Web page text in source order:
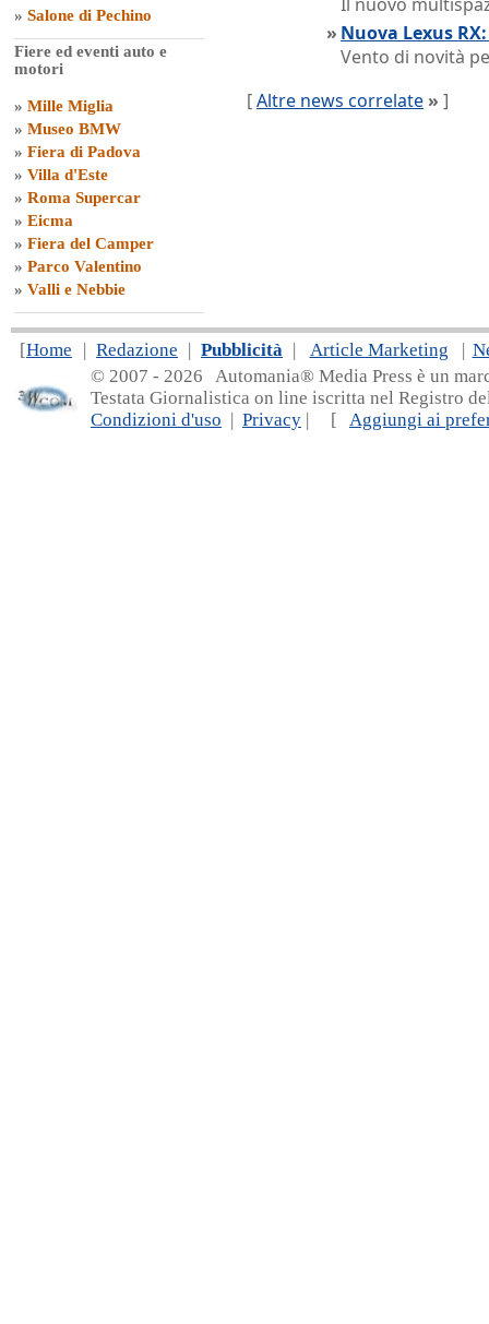
» Salone di Pechino
Fiere ed eventi auto e
motori
» Mille Miglia
» Museo BMW
» Fiera di Padova
» Villa d'Este
» Roma Supercar
» Eicma
» Fiera del Camper
» Parco Valentino
» Valli e Nebbie
» Nuova Lexus
Vento di novità
[Altre news correlate » ]
[Home | Redazione | Pubblicità | Article Marketing |
© 2007 - 2026 Automania® Media Press è un
Testata Giornalistica on line iscritta nel Registro
Condizioni d'uso | Privacy | [ Aggiungi ai